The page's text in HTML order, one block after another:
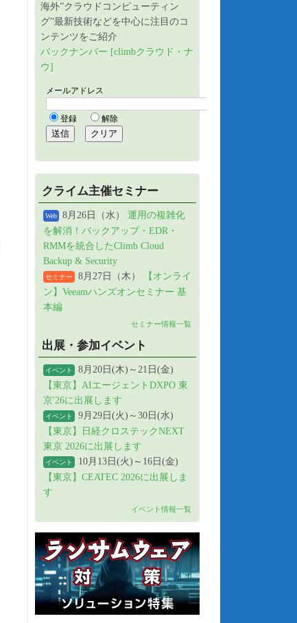
海外”クラウドコンピューティン
グ”最新技術などを中心に注目のコ
ンテンツをご紹介
バックナンバー [climbクラウド・ナ
ウ]
クライム主催セミナー
Web 8月26日（水） 運用の複雑化
を解消！バックアップ・EDR・
RMMを統合したClimb Cloud
Backup & Security
セミナー 8月27日（木）
【オンライ
ン】Veeamハンズオンセミナー 基
本編
セミナー情報一覧
出展・参加イベント
イベント
8月20日(木)～21日(金)
【東京】AIエージェントDXPO 東
京'26に出展します
イベント
9月29日(火)～30日(水)
【東京】日経クロステックNEXT
東京 2026に出展します
イベント
10月13日(火)～16日(金)
【東京】CEATEC 2026に出展しま
す
イベント情報一覧